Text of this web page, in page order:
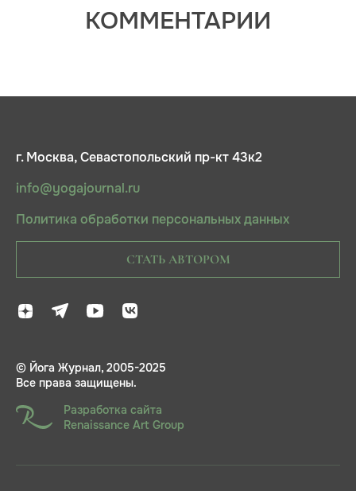
КОММЕНТАРИИ
г. Москва, Севастопольский пр-кт 43к2
info@yogajournal.ru
Политика обработки персональных данных
СТАТЬ АВТОРОМ
© Йога Журнал, 2005-2025
Все права защищены.
Разработка сайта
Renaissance Art Group